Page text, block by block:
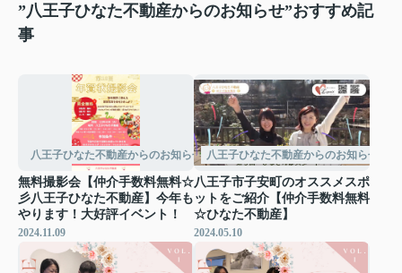
”八王子ひなた不動産からのお知らせ”おすすめ記
事
八王子ひなた不動産からのお知らせ
無料撮影会【仲介手数料無料☆
彡八王子ひなた不動産】今年も
やります！大好評イベント！
2024.11.09
八王子ひなた不動産からのお知らせ
八王子市子安町のオススメスポ
ットをご紹介【仲介手数料無料
☆ひなた不動産】
2024.05.10